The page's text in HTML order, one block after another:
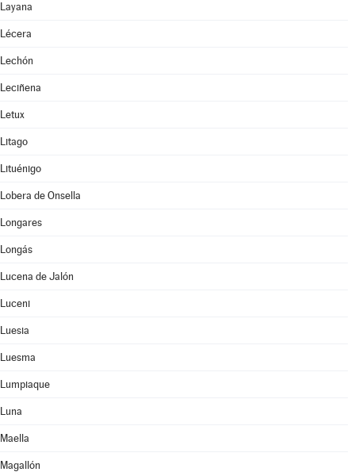
Layana
Lécera
Lechón
Leciñena
Letux
Litago
Lituénigo
Lobera de Onsella
Longares
Longás
Lucena de Jalón
Luceni
Luesia
Luesma
Lumpiaque
Luna
Maella
Magallón